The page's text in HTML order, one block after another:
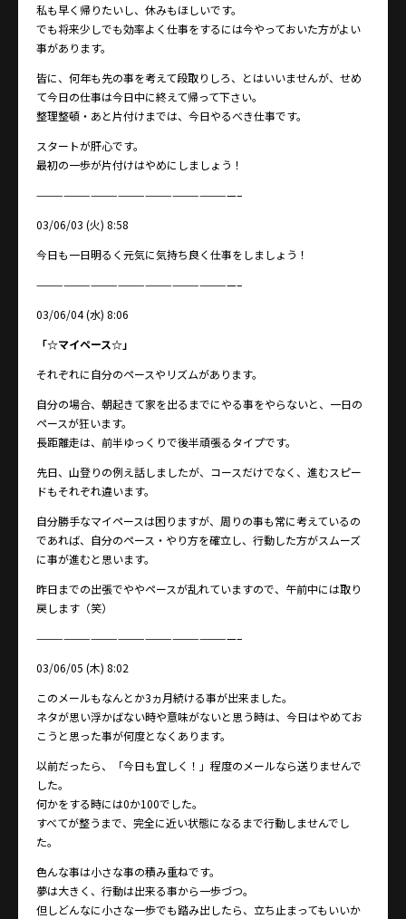
私も早く帰りたいし、休みもほしいです。
でも将来少しでも効率よく仕事をするには今やっておいた方がよい
事があります。
皆に、何年も先の事を考えて段取りしろ、とはいいませんが、せめ
て今日の仕事は今日中に終えて帰って下さい。
整理整頓・あと片付けまでは、今日やるべき仕事です。
スタートが肝心です。
最初の一歩が片付けはやめにしましょう！
——————————————————————–
03/06/03 (火) 8:58
今日も一日明るく元気に気持ち良く仕事をしましょう！
——————————————————————–
03/06/04 (水) 8:06
「☆マイペース☆」
それぞれに自分のペースやリズムがあります。
自分の場合、朝起きて家を出るまでにやる事をやらないと、一日の
ペースが狂います。
長距離走は、前半ゆっくりで後半頑張るタイプです。
先日、山登りの例え話しましたが、コースだけでなく、進むスピー
ドもそれぞれ違います。
自分勝手なマイペースは困りますが、周りの事も常に考えているの
であれば、自分のペース・やり方を確立し、行動した方がスムーズ
に事が進むと思います。
昨日までの出張でややペースが乱れていますので、午前中には取り
戻します（笑）
——————————————————————–
03/06/05 (木) 8:02
このメールもなんとか3ヵ月続ける事が出来ました。
ネタが思い浮かばない時や意味がないと思う時は、今日はやめてお
こうと思った事が何度となくあります。
以前だったら、「今日も宜しく！」程度のメールなら送りませんで
した。
何かをする時には0か100でした。
すべてが整うまで、完全に近い状態になるまで行動しませんでし
た。
色んな事は小さな事の積み重ねです。
夢は大きく、行動は出来る事から一歩づつ。
但しどんなに小さな一歩でも踏み出したら、立ち止まってもいいか